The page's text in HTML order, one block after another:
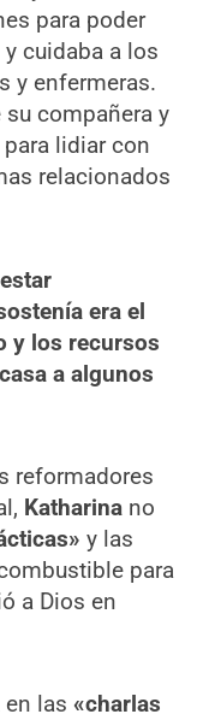
para poder
cuidaba a los
y enfermeras.
compañera y
lidiar con
relacionados
era el
y los recursos
a algunos
reformadores
Katharina no
y las
para
a Dios en
las «charlas